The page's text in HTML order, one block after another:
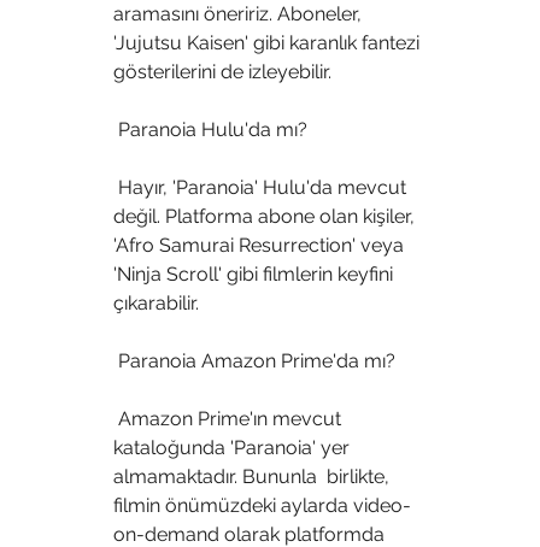
aramasını öneririz. Aboneler,
'Jujutsu Kaisen' gibi karanlık fantezi
gösterilerini de izleyebilir.
Paranoia Hulu'da mı?
değil. Platforma abone olan kişiler,
'Afro Samurai Resurrection' veya
'Ninja Scroll' gibi filmlerin keyfini
çıkarabilir.
Paranoia Amazon Prime'da mı?
kataloğunda 'Paranoia' yer
almamaktadır. Bununla  birlikte,
filmin önümüzdeki aylarda video-
on-demand olarak platformda